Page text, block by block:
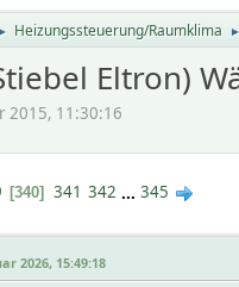
► Heizungssteuerung/Raumklima ►
Eltron)
2015, 11:30:16
340 341 342 ... 345
2026, 15:49:18